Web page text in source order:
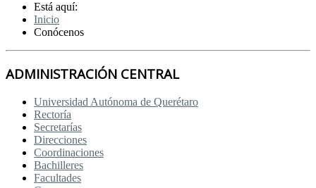
Está aquí:
Inicio
Conócenos
ADMINISTRACIÓN CENTRAL
Universidad Autónoma de Querétaro
Rectoría
Secretarías
Direcciones
Coordinaciones
Bachilleres
Facultades